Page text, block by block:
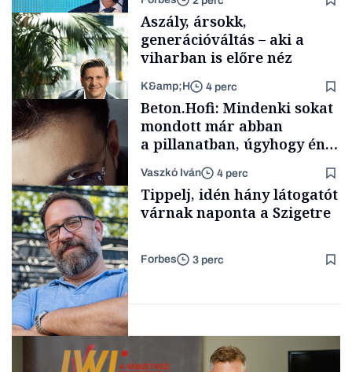
Elszámoltatás
Tisza-kormány alatt
TÁMOGATÓI
TARTALOM
Aszály, ársokk,
generációváltás – aki a
viharban is előre néz
K&amp;H 4 perc
Forbes-sztori
Beton.Hofi: Mindenki sokat
mondott már abban
a pillanatban, úgyhogy én
a legsarkosabb
gondolataimat akartam
kimondani
Vaszkó Iván 4 perc
Tippelj, idén hány látogatót
várnak naponta a Szigetre
Forbes 3 perc